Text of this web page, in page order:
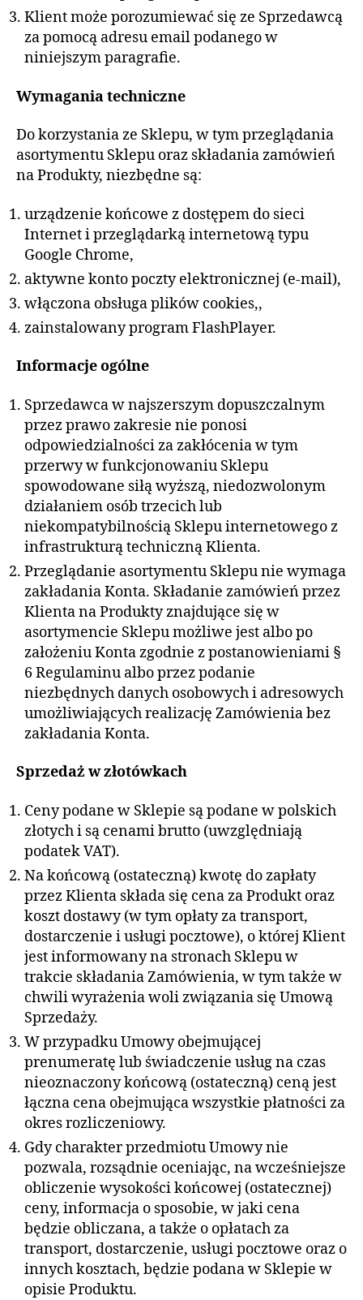
Klient może porozumiewać się ze Sprzedawcą
za pomocą adresu email podanego w
niniejszym paragrafie.
Wymagania techniczne
Do korzystania ze Sklepu, w tym przeglądania
asortymentu Sklepu oraz składania zamówień
na Produkty, niezbędne są:
urządzenie końcowe z dostępem do sieci
Internet i przeglądarką internetową typu
Google Chrome,
aktywne konto poczty elektronicznej (e-mail),
włączona obsługa plików cookies,,
zainstalowany program FlashPlayer.
Informacje ogólne
Sprzedawca w najszerszym dopuszczalnym
przez prawo zakresie nie ponosi
odpowiedzialności za zakłócenia w tym
przerwy w funkcjonowaniu Sklepu
spowodowane siłą wyższą, niedozwolonym
działaniem osób trzecich lub
niekompatybilnością Sklepu internetowego z
infrastrukturą techniczną Klienta.
Przeglądanie asortymentu Sklepu nie wymaga
zakładania Konta. Składanie zamówień przez
Klienta na Produkty znajdujące się w
asortymencie Sklepu możliwe jest albo po
założeniu Konta zgodnie z postanowieniami §
6 Regulaminu albo przez podanie
niezbędnych danych osobowych i adresowych
umożliwiających realizację Zamówienia bez
zakładania Konta.
Sprzedaż w złotówkach
Ceny podane w Sklepie są podane w polskich
złotych i są cenami brutto (uwzględniają
podatek VAT).
Na końcową (ostateczną) kwotę do zapłaty
przez Klienta składa się cena za Produkt oraz
koszt dostawy (w tym opłaty za transport,
dostarczenie i usługi pocztowe), o której Klient
jest informowany na stronach Sklepu w
trakcie składania Zamówienia, w tym także w
chwili wyrażenia woli związania się Umową
Sprzedaży.
W przypadku Umowy obejmującej
prenumeratę lub świadczenie usług na czas
nieoznaczony końcową (ostateczną) ceną jest
łączna cena obejmująca wszystkie płatności za
okres rozliczeniowy.
Gdy charakter przedmiotu Umowy nie
pozwala, rozsądnie oceniając, na wcześniejsze
obliczenie wysokości końcowej (ostatecznej)
ceny, informacja o sposobie, w jaki cena
będzie obliczana, a także o opłatach za
transport, dostarczenie, usługi pocztowe oraz o
innych kosztach, będzie podana w Sklepie w
opisie Produktu.